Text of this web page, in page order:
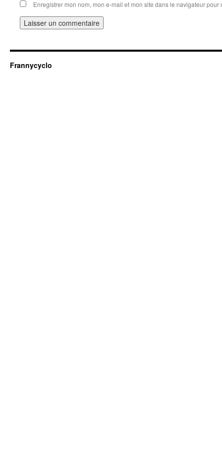
Enregistrer mon nom, mon e-mail et mon site dans le navigateur
Frannycyclo